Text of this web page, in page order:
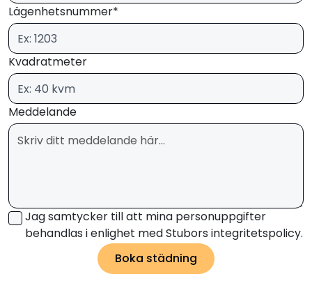
Lägenhetsnummer*
Kvadratmeter
Meddelande
Jag samtycker till att mina personuppgifter
behandlas i enlighet med Stubors integritetspolicy.
Boka städning